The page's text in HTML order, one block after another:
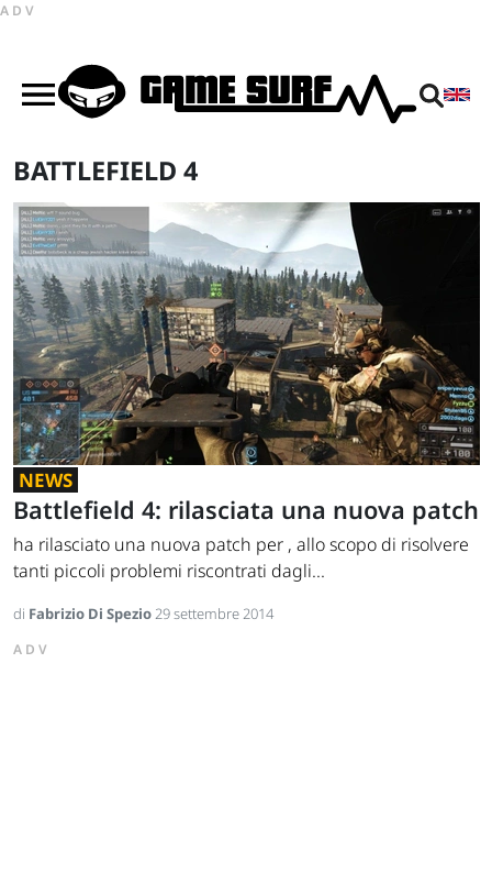
ADV
BATTLEFIELD 4
NEWS
Battlefield 4: rilasciata una nuova patch
ha rilasciato una nuova patch per , allo scopo di risolvere
tanti piccoli problemi riscontrati dagli...
di Fabrizio Di Spezio29 settembre 2014
ADV